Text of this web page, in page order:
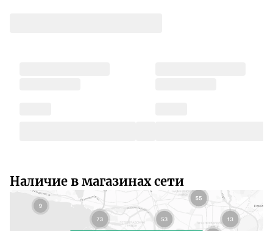
Наличие в магазинах сети